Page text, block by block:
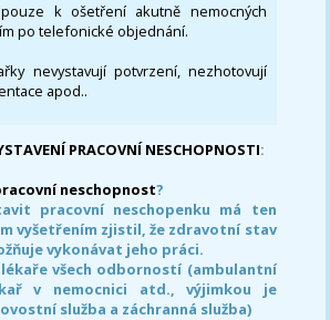
k ošetření akutně nemocných
po telefonické objednání.
nevystavují potvrzení, nezhotovují
apod..
PRACOVNÍ NESCHOPNOSTI:
neschopnost?
pracovní neschopenku má ten
vyšetřením zjistil, že zdravotní stav
vykonávat jeho práci.
všech odborností (ambulantní
v nemocnici atd., výjimkou je
služba a záchranná služba)